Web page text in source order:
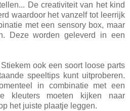
De creativiteit van het kind
waardoor het vanzelf tot leerrijk
met een sensory box, maar
Deze worden geleverd in een
Stiekem ook een soort loose parts
speeltips kunt uitproberen.
in combinatie met een
kleuters moeten kijken naar
het juiste plaatje leggen.